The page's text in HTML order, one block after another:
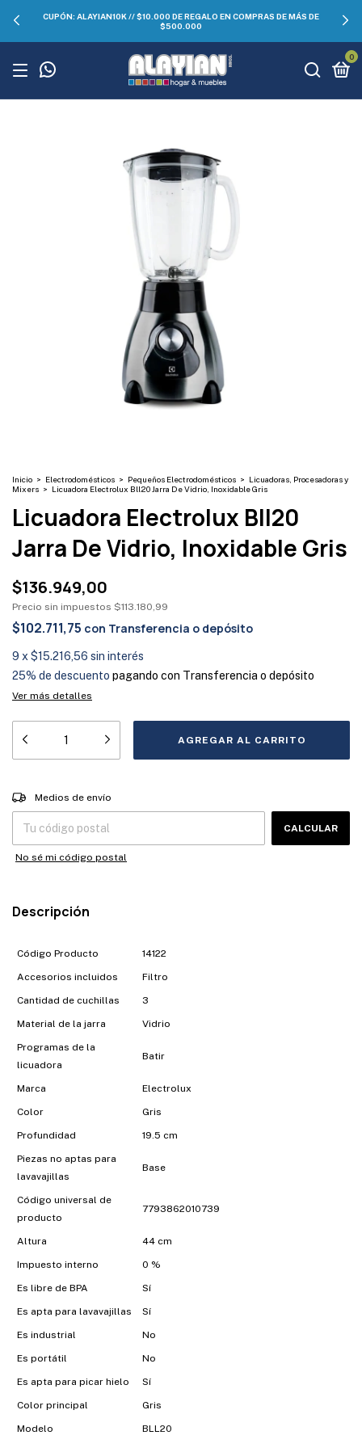
CUPÓN: ALAYIAN10K // $10.000 DE REGALO EN COMPRAS DE MÁS DE
$500.000
0
Inicio > Electrodomésticos > Pequeños Electrodomésticos > Licuadoras, Procesadoras y
Mixers > Licuadora Electrolux Bll20 Jarra De Vidrio, Inoxidable Gris
Licuadora Electrolux Bll20
Jarra De Vidrio, Inoxidable Gris
$136.949,00
Precio sin impuestos $113.180,99
$102.711,75 con Transferencia o depósito
9 x $15.216,56 sin interés
25% de descuento pagando con Transferencia o depósito
Ver más detalles
Entregas para el CP:
Medios de envío
CALCULAR
No sé mi código postal
Descripción
Código Producto 14122
Accesorios incluidos Filtro
Cantidad de cuchillas 3
Material de la jarra Vidrio
Programas de la
licuadora
Batir
Marca Electrolux
Color Gris
Profundidad 19.5 cm
Piezas no aptas para
lavavajillas
Base
Código universal de
producto
7793862010739
Altura 44 cm
Impuesto interno 0 %
Es libre de BPA Sí
Es apta para lavavajillas Sí
Es industrial No
Es portátil No
Es apta para picar hielo Sí
Color principal Gris
Modelo BLL20